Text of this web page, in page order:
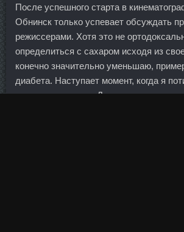
После успешного старта в
Обнинск только успевает обсуждать
режиссерами. Хотя это не
определиться с сахаром исходя из
конечно значительно уменьшаю,
диабета. Наступает момент, когда я
раскрывать карты. До титула